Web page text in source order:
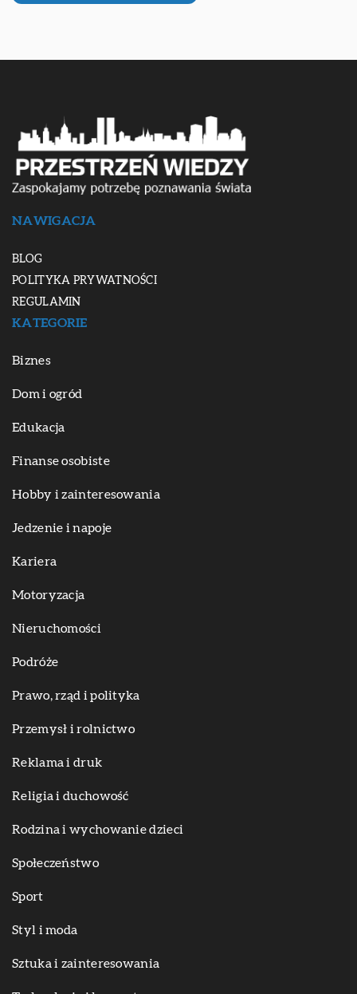
NAWIGACJA
BLOG
POLITYKA PRYWATNOŚCI
REGULAMIN
KATEGORIE
Biznes
Dom i ogród
Edukacja
Finanse osobiste
Hobby i zainteresowania
Jedzenie i napoje
Kariera
Motoryzacja
Nieruchomości
Podróże
Prawo, rząd i polityka
Przemysł i rolnictwo
Reklama i druk
Religia i duchowość
Rodzina i wychowanie dzieci
Społeczeństwo
Sport
Styl i moda
Sztuka i zainteresowania